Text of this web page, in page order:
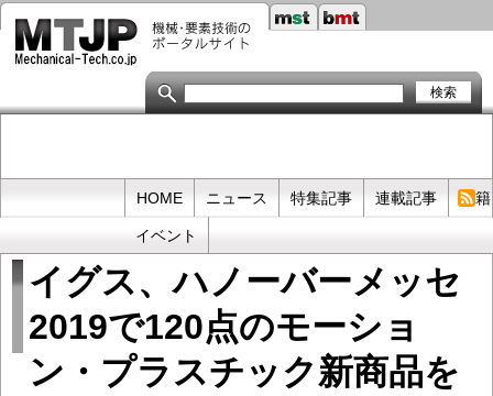
メ
イ
テ
HOME ニュース 特集記事 連載記事 書
イベント
イグス、ハノーバーメッセ
2019で120点のモーショ
ン・プラスチック新商品を